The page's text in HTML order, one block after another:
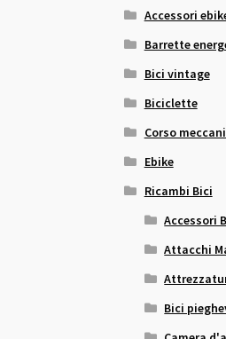
Accessori
Barrette
Bici vintage
Biciclette
Corso
Ebike
Ricambi Bici
Accessori
Attacchi
Bici